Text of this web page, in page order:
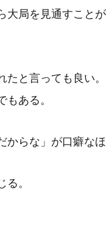
局を見通すこと
と言っても良い
ある。
らな」が口癖なほ
。